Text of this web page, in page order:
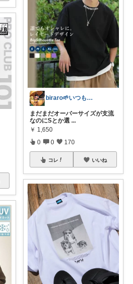
biraro🌱いつもありがとう♡
まだまだオーバーサイズが支流
なのにSとか選 ...
￥ 1,650
0 0 170
コレ いいね